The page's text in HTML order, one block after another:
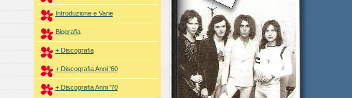
Introduzione e Varie
Biografia
+ Discografia
+ Discografia Anni '60
+ Discografia Anni '70